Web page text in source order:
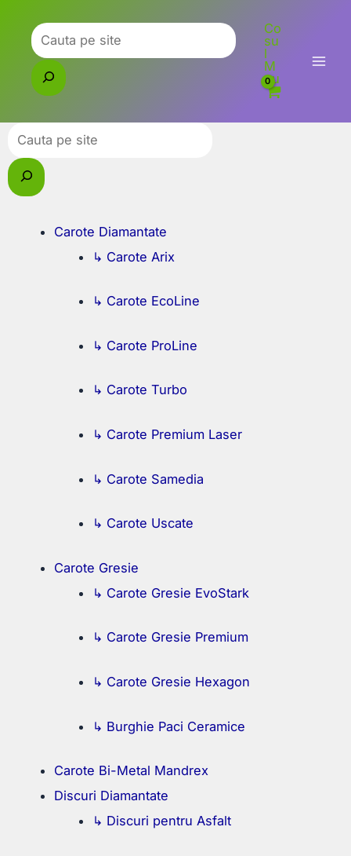
content
Caută
Co
su
l
M
eu
Caută
Carote Diamantate
↳ Carote Arix
↳ Carote EcoLine
↳ Carote ProLine
↳ Carote Turbo
↳ Carote Premium Laser
↳ Carote Samedia
↳ Carote Uscate
Carote Gresie
↳ Carote Gresie EvoStark
↳ Carote Gresie Premium
↳ Carote Gresie Hexagon
↳ Burghie Paci Ceramice
Carote Bi-Metal Mandrex
Discuri Diamantate
↳ Discuri pentru Asfalt